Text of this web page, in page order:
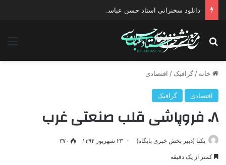
دانلود سخنرانی استاد حسن عباسی با موضوع چهار انتخاب ۱۴۰۰
جستجو برای
خانه / گرافیک / اقتصادی
اقتصادی گرافیک
۸. فروپاشی قلب صنعتی غرب
یکتا (دبیر بخش خبری پایگاه) ۲۳ شهریور ۱۳۹۴ ۳۷۰
کمتر از یک دقیقه